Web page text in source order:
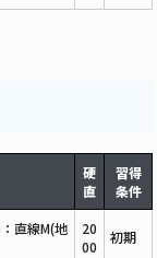
硬
直
習得
条件
直線M(地
20
00
初期